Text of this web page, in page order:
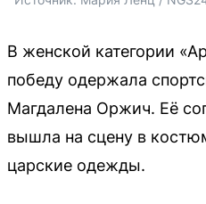
В женской категории
победу одержала
Магдалена Оржич. Её
вышла на сцену в
царские одежды.